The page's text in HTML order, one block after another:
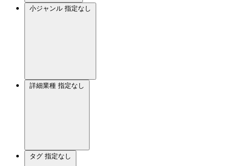
小ジャンル 指定なし
詳細業種 指定なし
タグ 指定なし